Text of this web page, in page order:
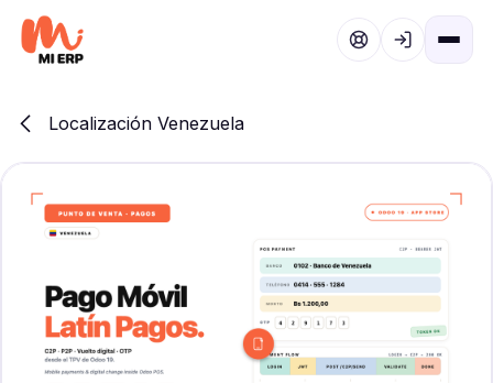
Ir al contenido
Localización Venezuela